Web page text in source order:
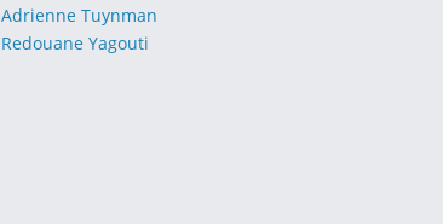
Adrienne Tuynman
Redouane Yagouti